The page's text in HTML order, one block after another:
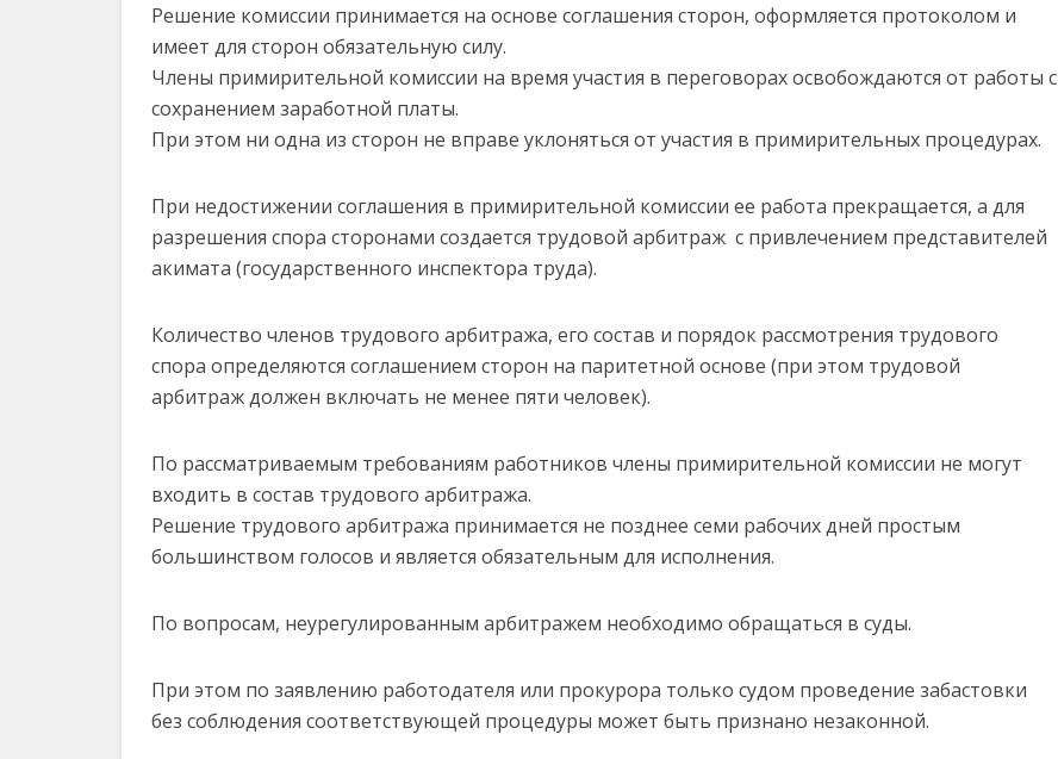
Решение комиссии принимается на основе соглашения сторон, оформляется протоколом и
имеет для сторон обязательную силу.
Члены примирительной комиссии на время участия в переговорах освобождаются от работы с
сохранением заработной платы.
При этом ни одна из сторон не вправе уклоняться от участия в примирительных процедурах.
При недостижении соглашения в примирительной комиссии ее работа прекращается, а для
разрешения спора сторонами создается трудовой арбитраж с привлечением представителей
акимата (государственного инспектора труда).
Количество членов трудового арбитража, его состав и порядок рассмотрения трудового
спора определяются соглашением сторон на паритетной основе (при этом трудовой
арбитраж должен включать не менее пяти человек).
По рассматриваемым требованиям работников члены примирительной комиссии не могут
входить в состав трудового арбитража.
Решение трудового арбитража принимается не позднее семи рабочих дней простым
большинством голосов и является обязательным для исполнения.
По вопросам, неурегулированным арбитражем необходимо обращаться в суды.
При этом по заявлению работодателя или прокурора только судом проведение забастовки
без соблюдения соответствующей процедуры может быть признано незаконной.